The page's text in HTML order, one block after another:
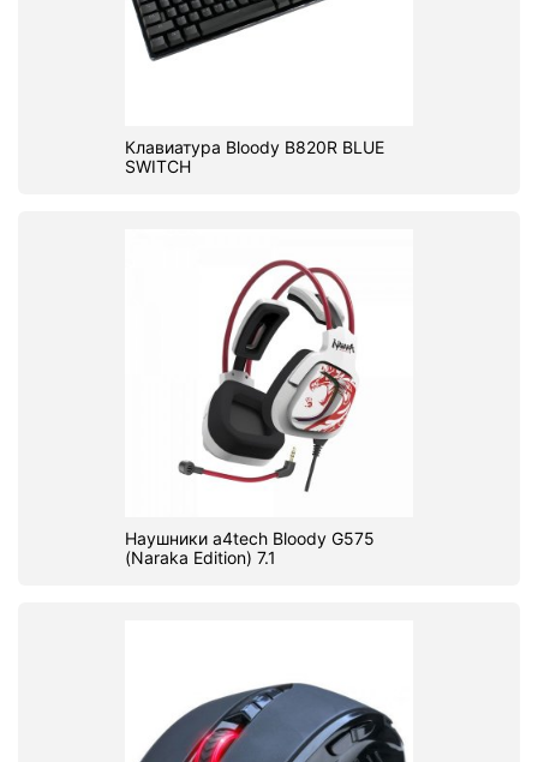
Клавиатура Bloody B820R BLUE
SWITCH
Наушники a4tech Bloody G575
(Naraka Edition) 7.1